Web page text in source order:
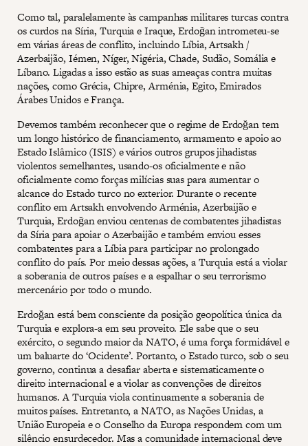
Como tal, paralelamente às campanhas militares turcas contra
os curdos na Síria, Turquia e Iraque, Erdoğan intrometeu-se
em várias áreas de conflito, incluindo Líbia, Artsakh /
Azerbaijão, Iémen, Níger, Nigéria, Chade, Sudão, Somália e
Líbano. Ligadas a isso estão as suas ameaças contra muitas
nações, como Grécia, Chipre, Arménia, Egito, Emirados
Árabes Unidos e França.
Devemos também reconhecer que o regime de Erdoğan tem
um longo histórico de financiamento, armamento e apoio ao
Estado Islâmico (ISIS) e vários outros grupos jihadistas
violentos semelhantes, usando-os oficialmente e não
oficialmente como forças milícias suas para aumentar o
alcance do Estado turco no exterior. Durante o recente
conflito em Artsakh envolvendo Arménia, Azerbaijão e
Turquia, Erdoğan enviou centenas de combatentes jihadistas
da Síria para apoiar o Azerbaijão e também enviou esses
combatentes para a Líbia para participar no prolongado
conflito do país. Por meio dessas ações, a Turquia está a violar
a soberania de outros países e a espalhar o seu terrorismo
mercenário por todo o mundo.
Erdoğan está bem consciente da posição geopolítica única da
Turquia e explora-a em seu proveito. Ele sabe que o seu
exército, o segundo maior da NATO, é uma força formidável e
um baluarte do ‘Ocidente’. Portanto, o Estado turco, sob o seu
governo, continua a desafiar aberta e sistematicamente o
direito internacional e a violar as convenções de direitos
humanos. A Turquia viola continuamente a soberania de
muitos países. Entretanto, a NATO, as Nações Unidas, a
União Europeia e o Conselho da Europa respondem com um
silêncio ensurdecedor. Mas a comunidade internacional deve